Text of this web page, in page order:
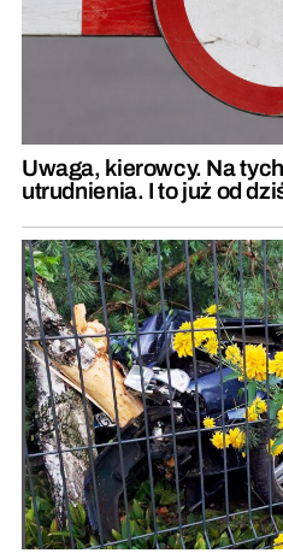
Uwaga, kierowcy. Na
utrudnienia. I to już od